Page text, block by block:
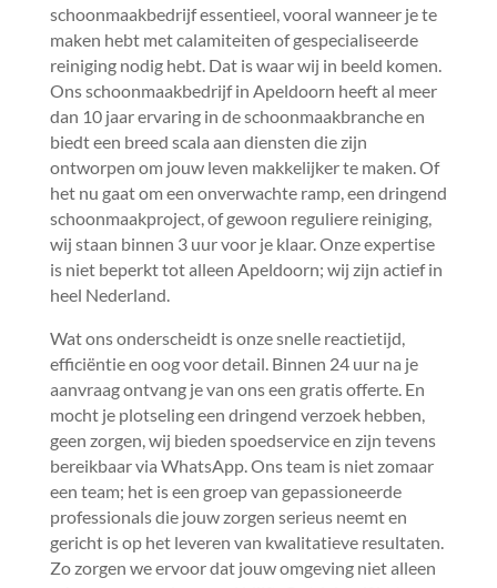
schoonmaakbedrijf essentieel, vooral wanneer je te
maken hebt met calamiteiten of gespecialiseerde
reiniging nodig hebt.​ Dat is waar wij in beeld komen.​
Ons schoonmaakbedrijf in Apeldoorn heeft al meer
dan 10 jaar ervaring in de schoonmaakbranche en
biedt een breed scala aan diensten die zijn
ontworpen om jouw leven makkelijker te maken.​ Of
het nu gaat om een onverwachte ramp, een dringend
schoonmaakproject, of gewoon reguliere reiniging,
wij staan binnen 3 uur voor je klaar.​ Onze expertise
is niet beperkt tot alleen Apeldoorn; wij zijn actief in
heel Nederland.​
Wat ons onderscheidt is onze snelle reactietijd,
efficiëntie en oog voor detail.​ Binnen 24 uur na je
aanvraag ontvang je van ons een gratis offerte.​ En
mocht je plotseling een dringend verzoek hebben,
geen zorgen, wij bieden spoedservice en zijn tevens
bereikbaar via WhatsApp.​ Ons team is niet zomaar
een team; het is een groep van gepassioneerde
professionals die jouw zorgen serieus neemt en
gericht is op het leveren van kwalitatieve resultaten.​
Zo zorgen we ervoor dat jouw omgeving niet alleen